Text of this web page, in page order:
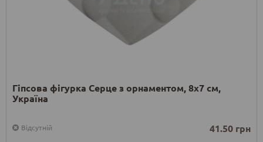
Гіпсова фігурка Серце з орнаментом, 8х7 см,
Україна
Відсутній 41.50 грн